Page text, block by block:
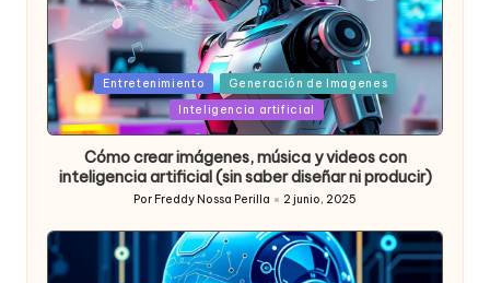
Posted
in
Entretenimiento
Generación de Imagenes
Inteligencia artificial
Cómo crear imágenes, música y videos con
inteligencia artificial (sin saber diseñar ni producir)
Publicado
por
Por Freddy Nossa Perilla 2 junio, 2025